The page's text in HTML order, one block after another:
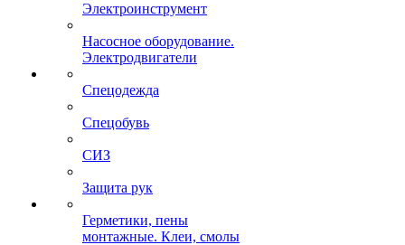
Электроинструмент
Насосное оборудование.
Электродвигатели
Спецодежда
Спецобувь
СИЗ
Защита рук
Герметики, пены
монтажные. Клеи, смолы